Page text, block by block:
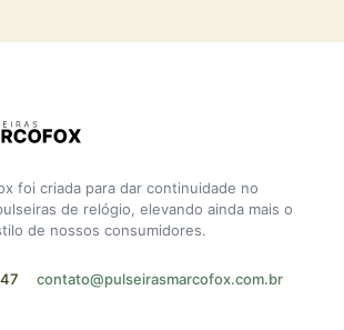
foi criada para dar continuidade no
de relógio, elevando ainda mais o
de nossos consumidores.
contato@pulseirasmarcofox.com.br